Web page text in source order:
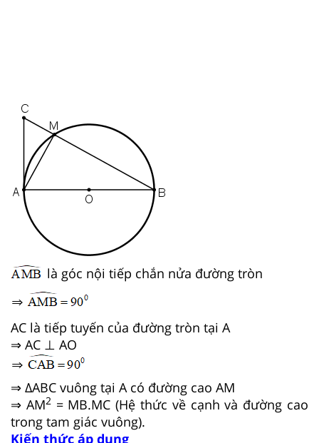
là góc nội tiếp chắn nửa đường tròn
AC là tiếp tuyến của đường tròn tại A
⇒ AC ⊥ AO
⇒ ΔABC vuông tại A có đường cao AM
⇒ AM2= MB.MC (Hệ thức về cạnh và đường cao
trong tam giác vuông).
Kiến thức áp dụng